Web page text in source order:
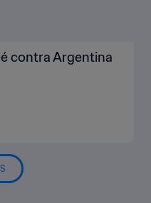
contra Argentina